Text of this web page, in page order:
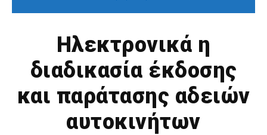
Ηλεκτρονικά η
διαδικασία έκδοσης
και παράτασης αδειών
αυτοκινήτων